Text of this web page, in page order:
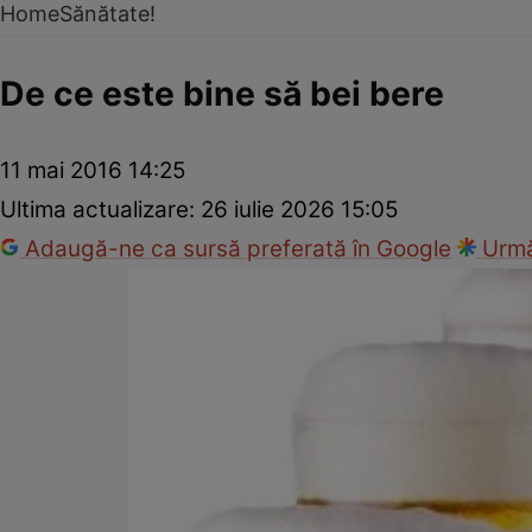
HomeSănătate!
De ce este bine să bei bere
11 mai 2016 14:25
Ultima actualizare: 26 iulie 2026 15:05
Adaugă-ne ca sursă preferată în Google